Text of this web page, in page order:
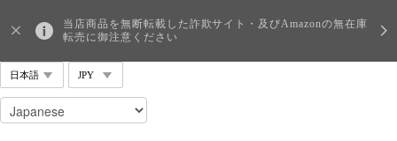
当店商品を無断転載した詐欺サイト・及びAmazonの無在庫
転売に御注意ください